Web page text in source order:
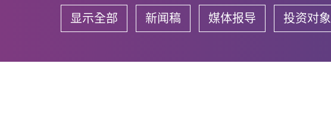
显示全部 新闻稿 媒体报导 投资对象